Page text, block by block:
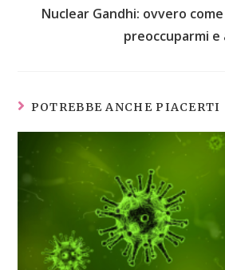
Nuclear Gandhi: ovvero
preoccuparmi e
POTREBBE ANCHE PIACERTI